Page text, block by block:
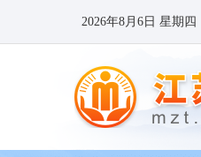
2026年8月6日 星期四